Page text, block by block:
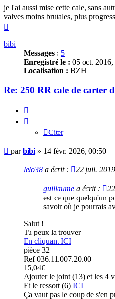
je l'ai aussi mise cette cale, sans
valves moins brutales, plus
bibi
Messages : 5
Enregistré le : 05 oct. 2016,
Localisation : BZH
Re: 250 RR cale de carter
Citer
Message
parbibi » 14 févr. 2026, 00:50
lelo38 a écrit : 22 juil.
guillaume a écrit :
est-ce que quelqu'un
savoir où je pourrais
Salut !
Tu peux la trouver
En cliquant ICI
pièce 32
Ref 036.11.007.20.00
15,04€
Ajouter le joint (13) et les 4
Et le ressort (6) ICI
Ça vaut pas le coup de s'en